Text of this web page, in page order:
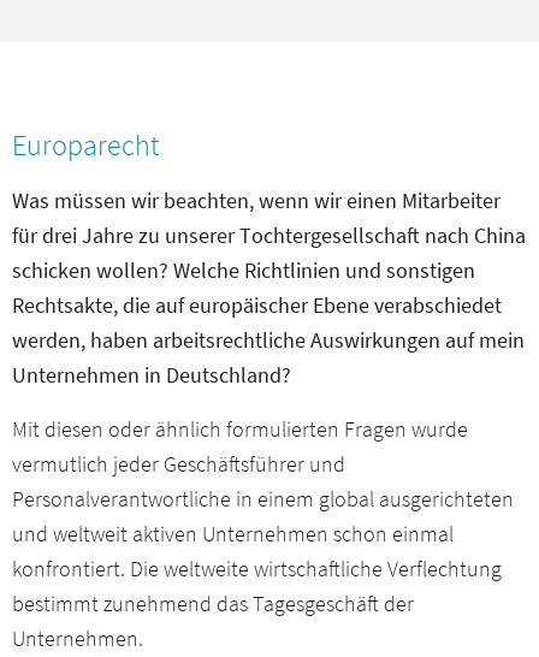
Europarecht
Was müssen wir beachten, wenn wir einen Mitarbeiter
für drei Jahre zu unserer Tochtergesellschaft nach China
schicken wollen? Welche Richtlinien und sonstigen
Rechtsakte, die auf europäischer Ebene verabschiedet
werden, haben arbeitsrechtliche Auswirkungen auf mein
Unternehmen in Deutschland?
Mit diesen oder ähnlich formulierten Fragen wurde
vermutlich jeder Geschäftsführer und
Personalverantwortliche in einem global ausgerichteten
und weltweit aktiven Unternehmen schon einmal
konfrontiert. Die weltweite wirtschaftliche Verflechtung
bestimmt zunehmend das Tagesgeschäft der
Unternehmen.